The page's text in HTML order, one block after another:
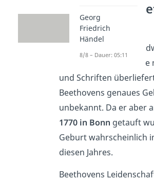
Ludwig van
Biografie
Der Lebenslauf von
Beethoven ist bis
und Schriften
Beethovens genaues
unbekannt. Da er aber
1770 in Bonn getauft
Geburt wahrscheinlich
diesen Jahres.
Beethovens
Georg
Friedrich
Händel
8/8 – Dauer: 05:11